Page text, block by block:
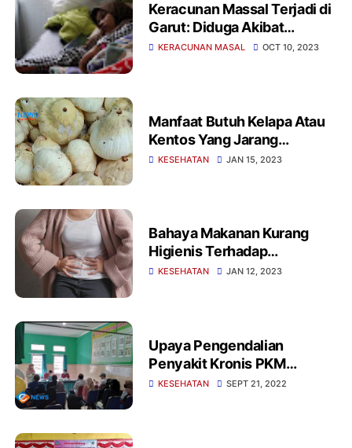
Keracunan Massal Terjadi di
Garut: Diduga Akibat
Konsumsi Sate Jebred
KERACUNAN MASAL OCT 10, 2023
Manfaat Butuh Kelapa Atau
Kentos Yang Jarang
diketahui
KESEHATAN JAN 15, 2023
Bahaya Makanan Kurang
Higienis Terhadap
Kesehatan
KESEHATAN JAN 12, 2023
Upaya Pengendalian
Penyakit Kronis PKM
Talegong Gelar PROLANIS
KESEHATAN SEPT 21, 2022